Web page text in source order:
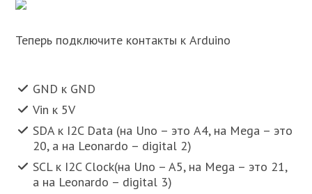
Теперь подключите контакты к Arduino
GND к GND
Vin к 5V
SDA к I2C Data (на Uno – это A4, на Mega – это
20, а на Leonardo – digital 2)
SCL к I2C Clock(на Uno – A5, на Mega – это 21,
а на Leonardo – digital 3)